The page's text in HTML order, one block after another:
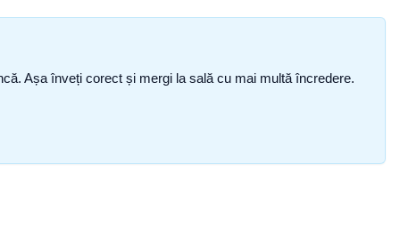
Așa înveți corect și mergi la sală cu mai multă încredere.